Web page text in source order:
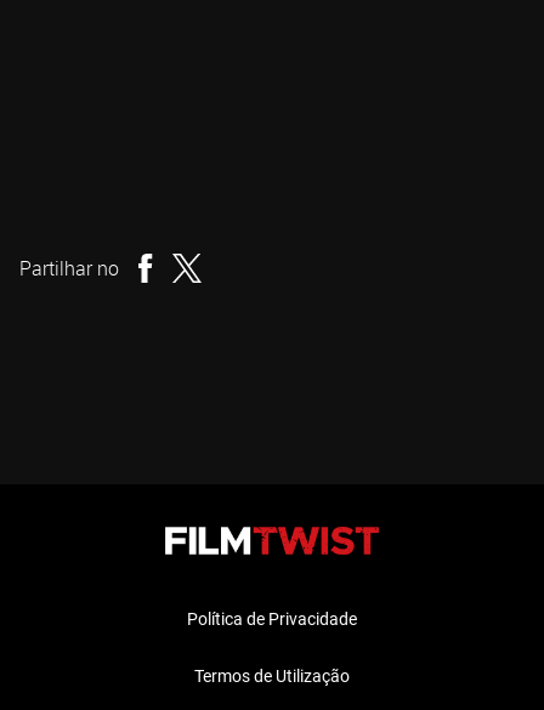
Partilhar no
Política de Privacidade
Termos de Utilização